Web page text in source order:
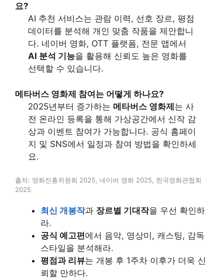
요?
AI 추천 서비스는 관람 이력, 선호 장르, 평점
데이터를 분석해 개인 맞춤 작품을 제안합니
다. 네이버 영화, OTT 플랫폼, 전문 앱에서
AI 분석 기능을 활용해 신뢰도 높은 영화를
선택할 수 있습니다.
메타버스 영화제 참여는 어떻게 하나요?
2025년부터 증가하는 메타버스 영화제는 사
전 온라인 등록을 통해 가상공간에서 신작 감
상과 이벤트 참여가 가능합니다. 공식 홈페이
지 및 SNS에서 일정과 참여 방법을 확인하세
요.
출처: 영화진흥위원회 2025, 네이버 영화 2025, 한국영화관협회
2025
최신 개봉작과 장르별 기대작을 우선 확인하
라.
공식 예고편에서 음악, 영상미, 캐스팅, 감독
스타일을 분석해라.
평점과 리뷰는 개봉 후 1주차 이후가 더욱 신
뢰할 만하다.